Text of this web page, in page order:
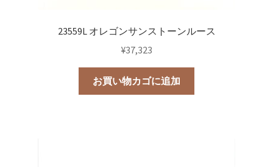
23559L オレゴンサンストーンルース
¥37,323
お買い物カゴに追加